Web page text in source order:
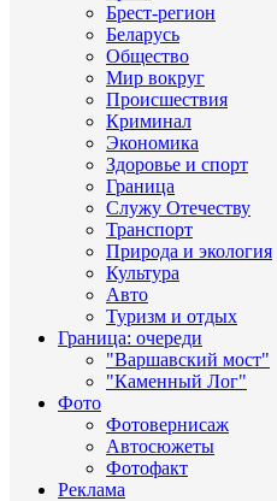
Брест-регион
Беларусь
Общество
Мир вокруг
Происшествия
Криминал
Экономика
Здоровье и спорт
Граница
Служу Отечеству
Транспорт
Природа и экология
Культура
Авто
Туризм и отдых
Граница: очереди
"Варшавский мост"
"Каменный Лог"
Фото
Фотовернисаж
Автосюжеты
Фотофакт
Реклама